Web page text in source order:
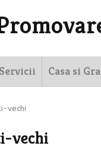
Casa si
vechi
vechi